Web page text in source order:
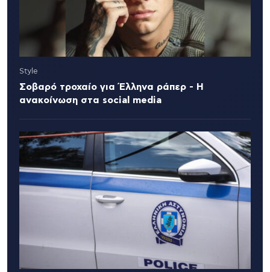
Style
Σοβαρό τροχαίο για Έλληνα ράπερ - Η
ανακοίνωση στα social media